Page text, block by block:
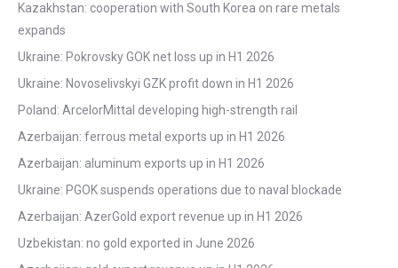
Kazakhstan: cooperation with South Korea on rare metals
expands
Ukraine: Pokrovsky GOK net loss up in H1 2026
Ukraine: Novoselivskyi GZK profit down in H1 2026
Poland: ArcelorMittal developing high-strength rail
Azerbaijan: ferrous metal exports up in H1 2026
Azerbaijan: aluminum exports up in H1 2026
Ukraine: PGOK suspends operations due to naval blockade
Azerbaijan: AzerGold export revenue up in H1 2026
Uzbekistan: no gold exported in June 2026